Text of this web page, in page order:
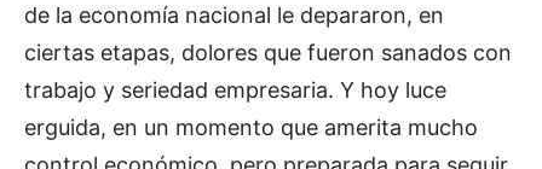
de la economía nacional le depararon, en
ciertas etapas, dolores que fueron sanados con
trabajo y seriedad empresaria. Y hoy luce
erguida, en un momento que amerita mucho